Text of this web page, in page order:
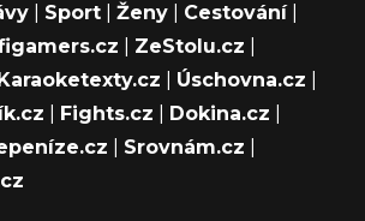
Sport Ženy Cestování|
ZeStolu.cz
Úschovna.cz
Fights.cz Dokina.cz
Srovnám.cz